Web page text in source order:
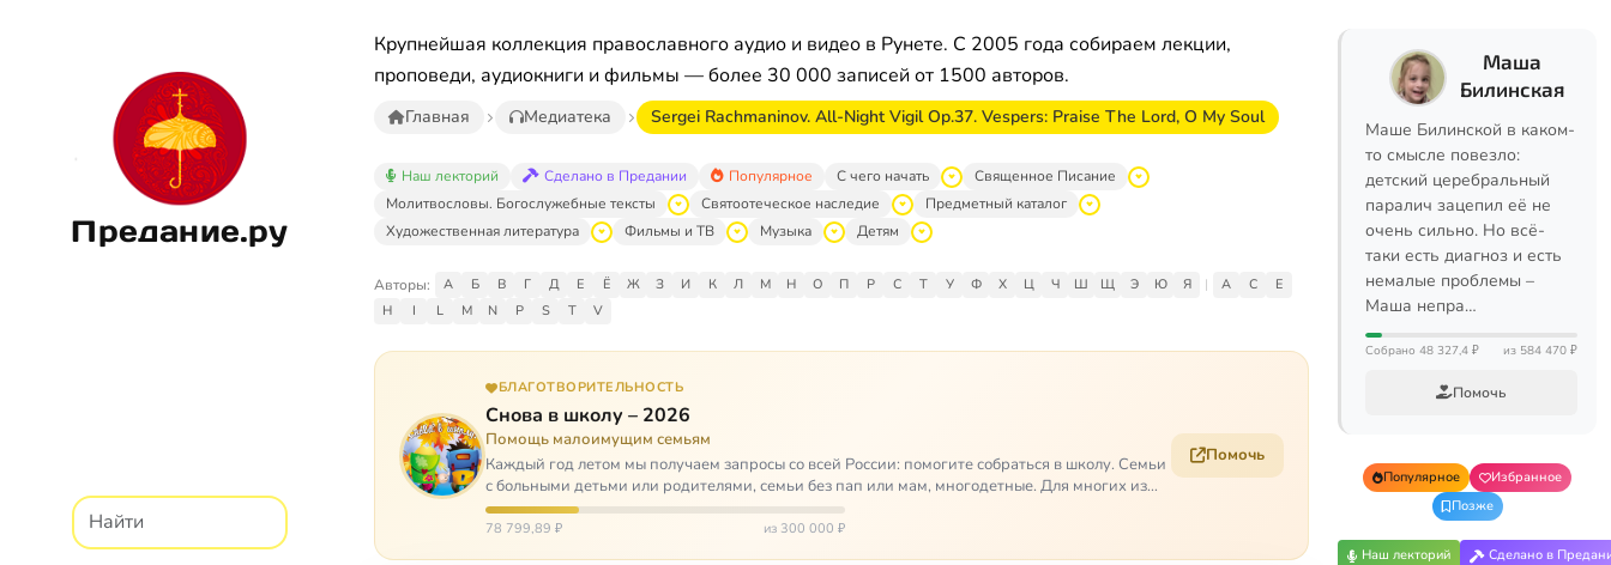
Предание.ру
Крупнейшая коллекция православного аудио и видео в Рунете. С 2005 года собираем лекции,
проповеди, аудиокниги и фильмы — более 30 000 записей от 1500 авторов.
Главная Медиатека Sergei Rachmaninov. All-Night Vigil Op.37. Vespers: Praise The Lord, O My Soul
Наш лекторий Сделано в Предании Популярное С чего начать
Священное Писание
Молитвословы. Богослужебные тексты
Святоотеческое наследие
Предметный каталог
Художественная литература
Фильмы и ТВ Музыка Детям
Авторы: А Б В Г Д Е Ё Ж З И К Л М Н О П Р С Т У Ф Х Ц Ч Ш Щ Э Ю Я | A C
E
H
I L M N P S T V
БЛАГОТВОРИТЕЛЬНОСТЬ
Снова в школу – 2026
Помощь малоимущим семьям
Каждый год летом мы получаем запросы со всей России: помогите собраться в школу. Семьи
с больными детьми или родителями, семьи без пап или мам, многодетные. Для многих из
них покуп…
78 799,89 ₽ из 300 000 ₽
Помочь
Маша
Билинская
Маше Билинской в каком-
то смысле повезло:
детский церебральный
паралич зацепил её не
очень сильно. Но всё-
таки есть диагноз и есть
немалые проблемы –
Маша непра…
Собрано 48 327,4 ₽ из 584 470 ₽
Помочь
Популярное
Избранное
Позже
Наш лекторий Сделано в